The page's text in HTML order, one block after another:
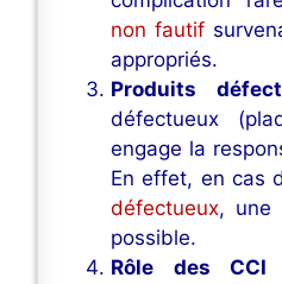
non fautif
appropriés.
Produits
défectueux
engage la
En effet, en cas
défectueux, une
possible.
Rôle des CCI